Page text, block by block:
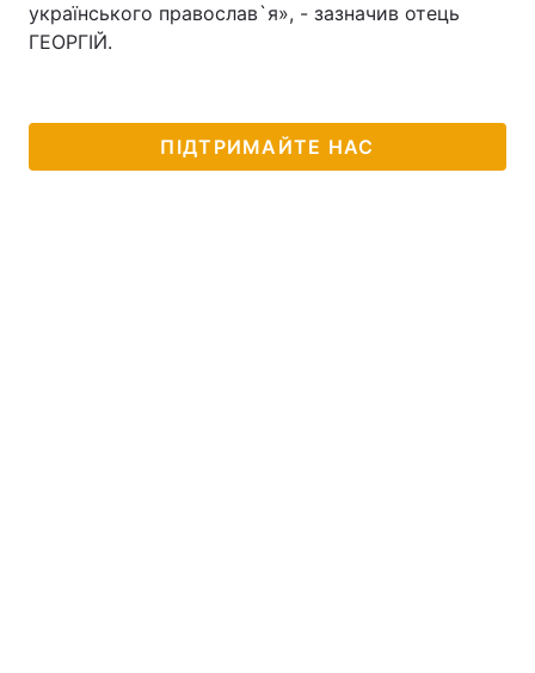
українського православ`я», - зазначив отець
ГЕОРГІЙ.
ПІДТРИМАЙТЕ НАС